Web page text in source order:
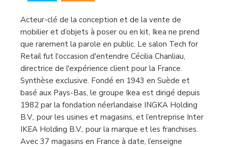
Acteur-clé de la conception et de la vente de
mobilier et d’objets à poser ou en kit, Ikea ne prend
que rarement la parole en public. Le salon Tech for
Retail fut l'occasion d'entendre Cécilia Chanliau,
directrice de l'expérience client pour la France.
Synthèse exclusive. Fondé en 1943 en Suède et
basé aux Pays-Bas, le groupe Ikea est dirigé depuis
1982 par la fondation néerlandaise INGKA Holding
B.V., pour les usines et magasins, et l’entreprise Inter
IKEA Holding B.V., pour la marque et les franchises.
Avec 37 magasins en France à date, l’enseigne